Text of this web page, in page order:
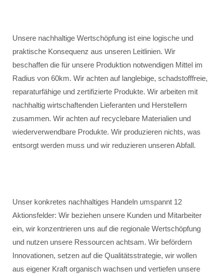
Unsere nachhaltige Wertschöpfung ist eine logische und
praktische Konsequenz aus unseren Leitlinien. Wir
beschaffen die für unsere Produktion notwendigen Mittel im
Radius von 60km. Wir achten auf langlebige, schadstofffreie,
reparaturfähige und zertifizierte Produkte. Wir arbeiten mit
nachhaltig wirtschaftenden Lieferanten und Herstellern
zusammen. Wir achten auf recyclebare Materialien und
wiederverwendbare Produkte. Wir produzieren nichts, was
entsorgt werden muss und wir reduzieren unseren Abfall.
Unser konkretes nachhaltiges Handeln umspannt 12
Aktionsfelder: Wir beziehen unsere Kunden und Mitarbeiter
ein, wir konzentrieren uns auf die regionale Wertschöpfung
und nutzen unsere Ressourcen achtsam. Wir befördern
Innovationen, setzen auf die Qualitätsstrategie, wir wollen
aus eigener Kraft organisch wachsen und vertiefen unsere